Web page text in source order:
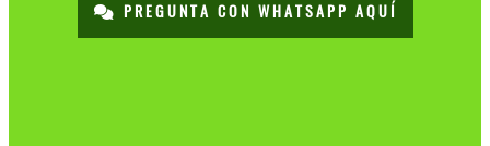
PREGUNTA CON WHATSAPP AQUÍ